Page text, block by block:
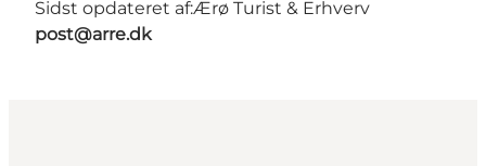
Sidst opdateret af:Ærø Turist & Erhverv
post@arre.dk